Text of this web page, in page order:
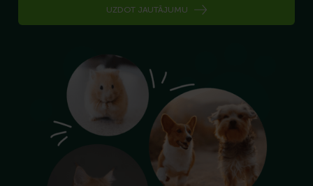
UZDOT JAUTĀJUMU